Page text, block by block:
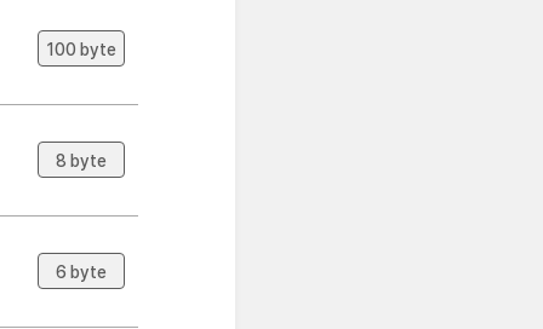
100 byte
8 byte
6 byte